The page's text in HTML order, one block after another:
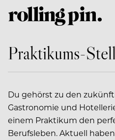
Praktikums-
Du gehörst zu den
Gastronomie und
einem Praktikum den
Berufsleben. Aktuell